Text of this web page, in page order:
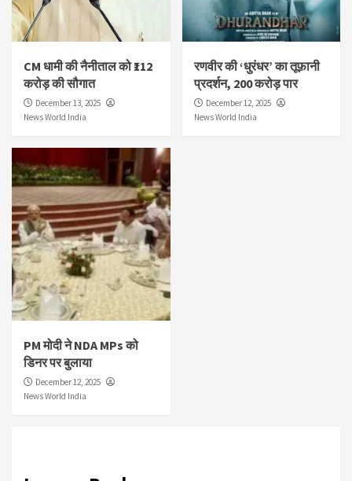
CM धामी की नैनीताल को ₹112
करोड़ की सौगात
December 13, 2025
News World India
रणवीर की ‘धुरंधर’ का तूफ़ानी
प्रदर्शन, 200 करोड़ पार
December 12, 2025
News World India
PM मोदी ने NDA MPs को
डिनर पर बुलाया
December 12, 2025
News World India